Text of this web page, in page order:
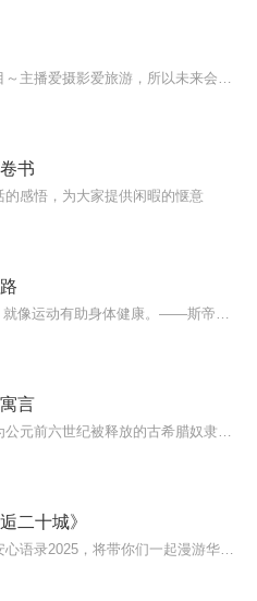
书
感悟，为大家提供闲暇的惬意
言
二十城》